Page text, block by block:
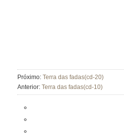
Próximo: Terra das fadas(cd-20)
Anterior: Terra das fadas(cd-10)